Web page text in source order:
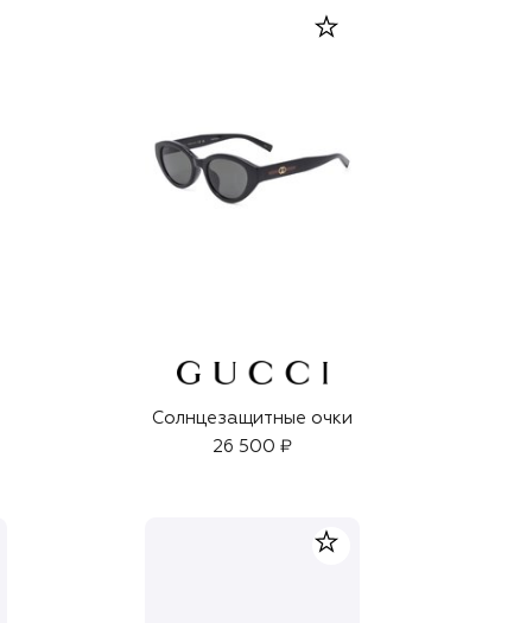
Солнцезащитные очки
26 500 ₽